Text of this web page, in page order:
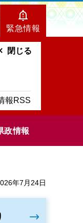
緊急情報
報RSS
閉じる
政情報
年7月24日